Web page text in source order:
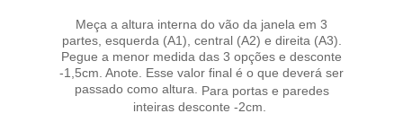
Meça a altura interna do vão da janela em 3
partes, esquerda (A1), central (A2) e direita (A3).
Pegue a menor medida das 3 opções e desconte
-1,5cm. Anote. Esse valor final é o que deverá ser
passado como altura. Para portas e paredes
inteiras desconte -2cm.